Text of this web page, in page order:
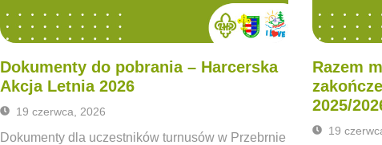
Dokumenty do pobrania – Harcerska
Akcja Letnia 2026
19 czerwca, 2026
Dokumenty dla uczestników turnusów w Przebrnie
Razem
2025/
19